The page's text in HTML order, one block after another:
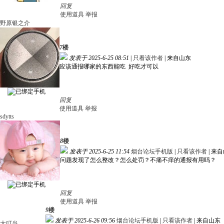
回复
使用道具 举报
野原银之介
7楼
发表于 2025-6-25 08:51
只看该作者 来自山东
应该通报哪家的东西能吃 好吃才可以
回复
使用道具 举报
sdytts
8楼
发表于 2025-6-25 11:54 烟台论坛手机版 只看该作者 来
问题发现了怎么整改？怎么处罚？不痛不痒的通报有用吗？
回复
使用道具 举报
9楼
发表于 2025-6-26 09:56 烟台论坛手机版 只看该作者 来自山东